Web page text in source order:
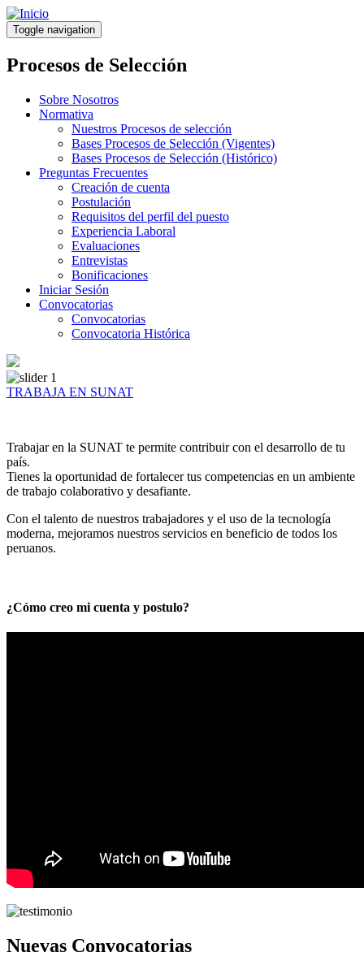
Pasar
al
contenido
principal
Toggle navigation
Procesos de Selección
Sobre Nosotros
Normativa
Nuestros Procesos de selección
Bases Procesos de Selección (Vigentes)
Bases Procesos de Selección (Histórico)
Preguntas Frecuentes
Creación de cuenta
Postulación
Requisitos del perfil del puesto
Experiencia Laboral
Evaluaciones
Entrevistas
Bonificaciones
Iniciar Sesión
Convocatorias
Convocatorias
Convocatoria Histórica
TRABAJA EN SUNAT
Trabajar en la SUNAT te permite contribuir con el desarrollo de tu
país.
Tienes la oportunidad de fortalecer tus competencias en un ambiente
de trabajo colaborativo y desafiante.
Con el talento de nuestros trabajadores y el uso de la tecnología
moderna, mejoramos nuestros servicios en beneficio de todos los
peruanos.
¿Cómo creo mi cuenta y postulo?
Nuevas Convocatorias